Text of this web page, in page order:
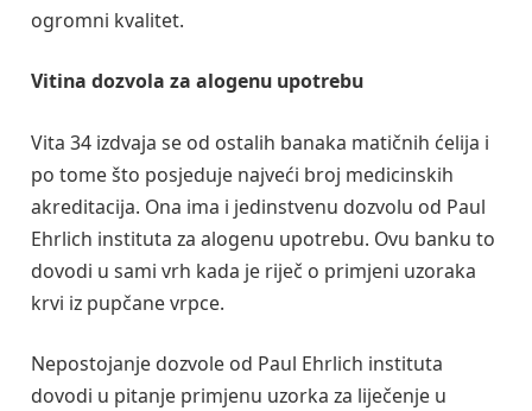
ogromni kvalitet.
Vitina dozvola za alogenu upotrebu
Vita 34 izdvaja se od ostalih banaka matičnih ćelija i
po tome što posjeduje najveći broj medicinskih
akreditacija. Ona ima i jedinstvenu dozvolu od Paul
Ehrlich instituta za alogenu upotrebu. Ovu banku to
dovodi u sami vrh kada je riječ o primjeni uzoraka
krvi iz pupčane vrpce.
Nepostojanje dozvole od Paul Ehrlich instituta
dovodi u pitanje primjenu uzorka za liječenje u